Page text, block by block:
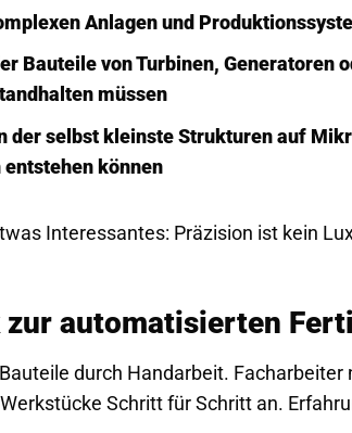
Anlagen und
Bauteile von Turbinen, Generatoren
müssen
der selbst kleinste Strukturen auf
können
Interessantes: Präzision ist kein
zur automatisierten
durch Handarbeit.
Schritt für Schritt an.